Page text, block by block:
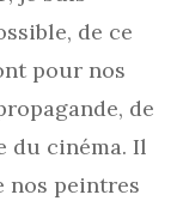
de ce
pour nos
de
du cinéma. Il
nos peintres